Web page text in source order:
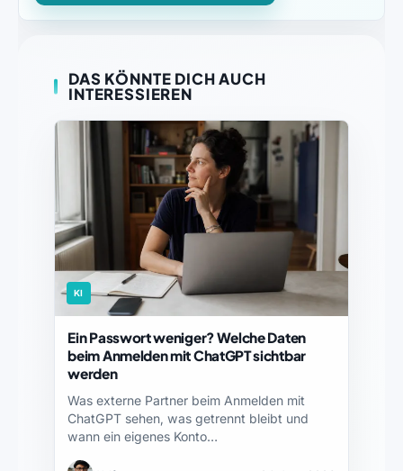
DAS KÖNNTE DICH AUCH
INTERESSIEREN
KI
Ein Passwort weniger? Welche Daten
beim Anmelden mit ChatGPT sichtbar
werden
Was externe Partner beim Anmelden mit
ChatGPT sehen, was getrennt bleibt und
wann ein eigenes Konto…